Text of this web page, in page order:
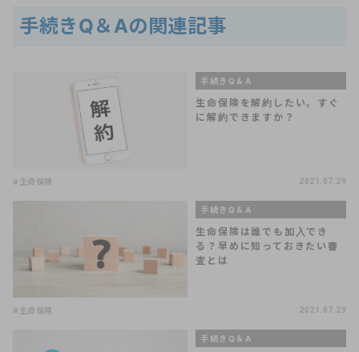
手続きQ＆Aの関連記事
手続きQ＆A
生命保険を解約したい。すぐ
に解約できますか？
#生命保険 2021.07.29
手続きQ＆A
生命保険は誰でも加入でき
る？早めに知っておきたい審
査とは
#生命保険 2021.07.29
手続きQ＆A